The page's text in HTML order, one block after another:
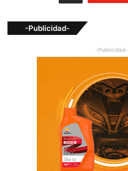
-Publicidad-
-Publicidad-